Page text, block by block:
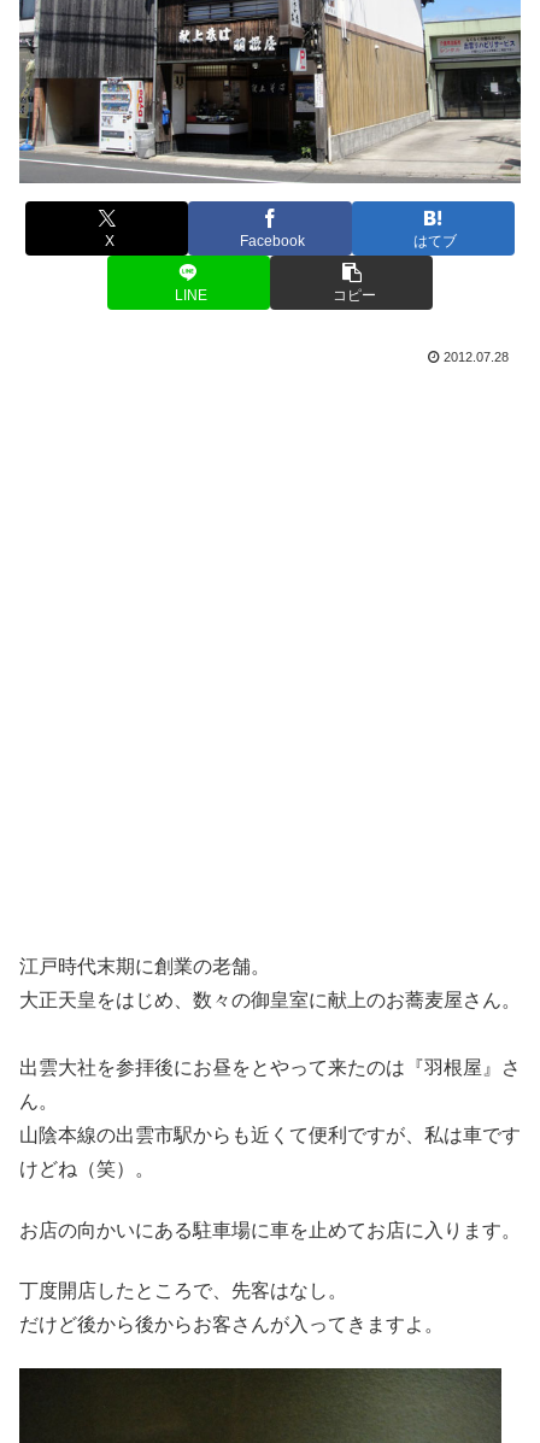
X Facebook はてブ
LINE コピー
2012.07.28
江戸時代末期に創業の老舗。
大正天皇をはじめ、数々の御皇室に献上のお蕎麦屋さん。
出雲大社を参拝後にお昼をとやって来たのは『羽根屋』さ
ん。
山陰本線の出雲市駅からも近くて便利ですが、私は車です
けどね（笑）。
お店の向かいにある駐車場に車を止めてお店に入ります。
丁度開店したところで、先客はなし。
だけど後から後からお客さんが入ってきますよ。